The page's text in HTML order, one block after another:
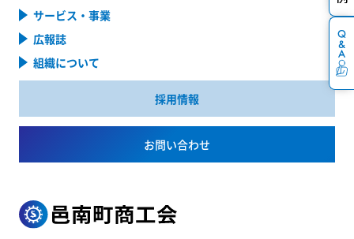
サービス・事業
広報誌
組織について
採用情報
お問い合わせ